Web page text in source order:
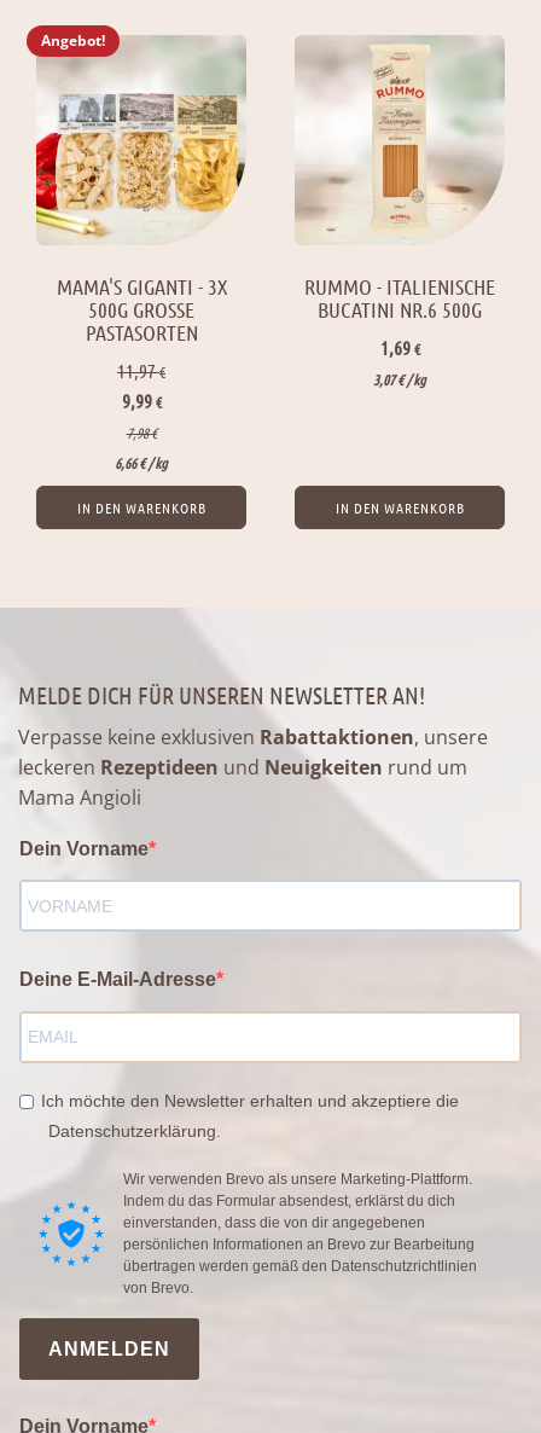
Angebot!
MAMA'S GIGANTI - 3X
500G GROSSE P
ASTASORTEN
11,97€
Ursprünglicher
Preis
war:
11,97 €
9,99€Aktueller
ist:
9,99 €.
7,98€
6,66€/ kg
IN DEN WARENKORB
RUMMO - ITALIENISCHE
BUCATINI NR.6 500G
1,69€
3,07€/ kg
IN DEN WARENKORB
MELDE DICH FÜR UNSEREN NEWSLETTER AN!
Verpasse keine exklusiven Rabattaktionen, unsere
leckeren Rezeptideen und Neuigkeiten rund um
Mama Angioli
Dein Vorname
Deine E-Mail-Adresse
Ich möchte den Newsletter erhalten und akzeptiere die
Datenschutzerklärung.
Wir verwenden Brevo als unsere Marketing-Plattform.
Indem du das Formular absendest, erklärst du dich
einverstanden, dass die von dir angegebenen
persönlichen Informationen an Brevo zur Bearbeitung
übertragen werden gemäß den Datenschutzrichtlinien
von Brevo.
ANMELDEN
Dein Vorname